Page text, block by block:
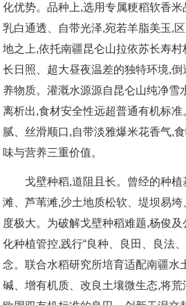
化优势。品种上,选用专属粳稻软香
乳白通透、自带光泽,宛若羊脂美玉,
地之上,依托南疆昆仑山拉依苏长寿
长日照、超大昼夜温差的独特环境,
养物质。灌溉水源源自昆仑山纯净雪
离析出,食材安全性远超普通有机标
腻、丝滑顺口,自带淡雅爆米花香气,
味与营养三重价值。
戈壁种稻,道阻且长。曾经的种
滩、芦苇滩,沙土地质松软、堤坝易
度极大。为破解戈壁种稻难题,杨俊
化种植管控,践行“良种、良田、良法
念。联合水稻研究所培育适配南疆水
碱、增有机质、改良土壤微生态,将